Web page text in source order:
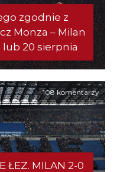
zgodnie z
Monza – Milan
lub 20 sierpnia
108 komentarzy
ŁEZ. MILAN 2-0